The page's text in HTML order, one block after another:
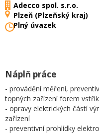
Adecco spol. s.r.o.
Plzeň (Plzeňský kraj)
Plný úvazek
Náplň práce
- provádění měření,
topných zařízení forem
- opravy elektrických částí
zařízení
- preventivní prohlídky